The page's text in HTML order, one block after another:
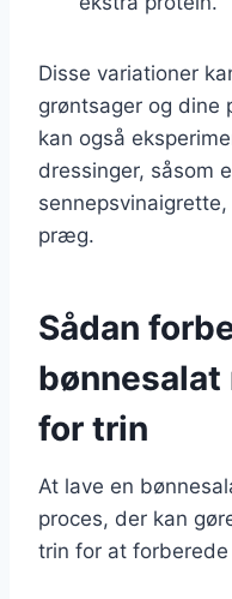
Disse variationer
grøntsager og dine
kan også
dressinger, såsom
præg.
Sådan
for trin
At lave en
proces, der kan
trin for at